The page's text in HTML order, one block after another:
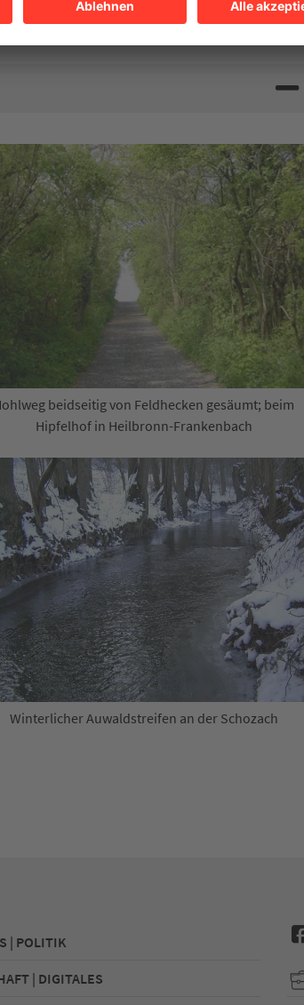
beidseitig von Feldhecken gesäumt; beim
Hipfelhof in Heilbronn-Frankenbach
Winterlicher Auwaldstreifen an der Schozach
| POLITIK
| DIGITALES